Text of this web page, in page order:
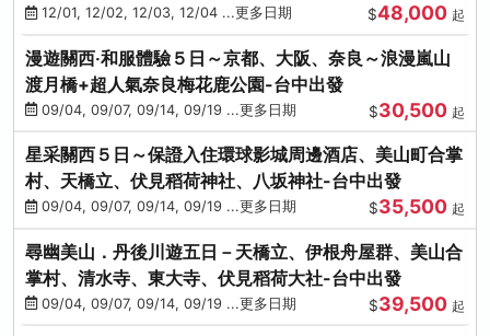
村(不進免稅店)
12/01, 12/02, 12/03, 12/04 ...更多日期 $48,000 起
漫遊關西‧和服體驗５日～京都、大阪、奈良～浪漫嵐山
渡月橋+超人氣奈良梅花鹿公園-台中出發
09/04, 09/07, 09/14, 09/19 ...更多日期 $30,500 起
星采關西５日～保證入住環球影城周邊酒店、美山町合掌
村、天橋立、伏見稻荷神社、八坂神社-台中出發
09/04, 09/07, 09/14, 09/19 ...更多日期 $35,500 起
尋幽美山．丹後川遊五日－天橋立、伊根舟屋群、美山合
掌村、清水寺、東大寺、伏見稻荷大社-台中出發
09/04, 09/07, 09/14, 09/19 ...更多日期 $39,500 起